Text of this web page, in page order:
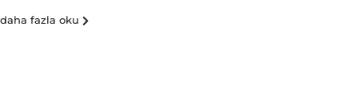
daha fazla oku